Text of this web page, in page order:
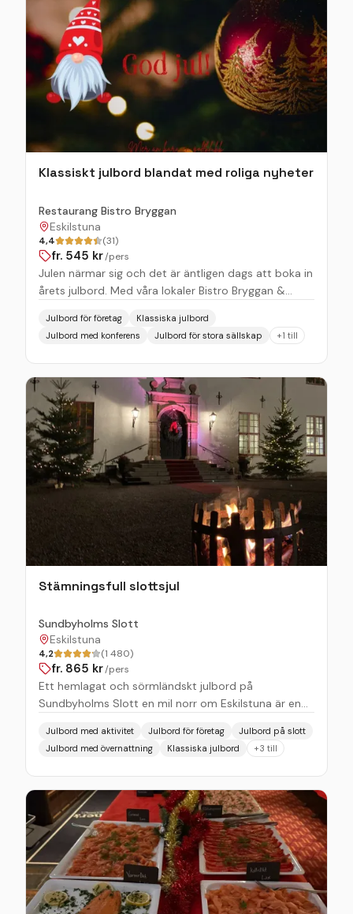
Klassiskt julbord blandat med roliga nyheter
Restaurang Bistro Bryggan
Eskilstuna
4,4 (31)
fr. 545 kr/pers
Julen närmar sig och det är äntligen dags att boka in
årets julbord. Med våra lokaler Bistro Bryggan &
sällskap, företag som privatpersoner! Ett klassiskt
julbord, men svenska favoriter blandat med roliga
nyheter.
Julbord för företag
Klassiska julbord
Julbord med konferens
Julbord för stora sällskap +1 till
Stämningsfull slottsjul
Sundbyholms Slott
Eskilstuna
4,2 (1 480)
fr. 865 kr/pers
Ett hemlagat och sörmländskt julbord på
Sundbyholms Slott en mil norr om Eskilstuna är en
husfruar dekorerar hela slottet så vackert med
tomtar, bjällror, krubba och allt som hör julen till. I
slottsköket tillagas den goda julmaten – det kokas,
gravas, röks och syltas i mängder. I slottets konditori
bakar och tillagar konditorn och hennes medhjälpare
mängder av gotter och även desserter till julbordet.
Ni inleder julbordet med en kopp värmande glögg.
Sedan är det bara att koppla av och njuta av den
goda maten. Avslutningsvis, efter julbordet i de
stilfulla matsalarna, blir det julens alla gotter,
Julbord med aktivitet Julbord för företag
Julbord på slott
Julbord med övernattning
Klassiska julbord +3 till